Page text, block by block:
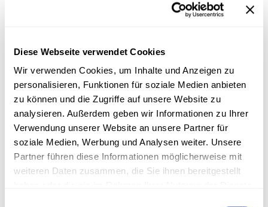
Diese Webseite verwendet Cookies
Wir verwenden Cookies, um Inhalte und Anzeigen zu
personalisieren, Funktionen für soziale Medien anbieten
zu können und die Zugriffe auf unsere Website zu
analysieren. Außerdem geben wir Informationen zu Ihrer
Verwendung unserer Website an unsere Partner für
soziale Medien, Werbung und Analysen weiter. Unsere
Partner führen diese Informationen möglicherweise mit
weiteren Daten zusammen, die Sie ihnen bereitgestellt
Service" ( USIS ) aus der Wienbibliothek
Art der Aufnahme
Interview
Download
Wernher von Braun im Jahr 1960, Quelle: